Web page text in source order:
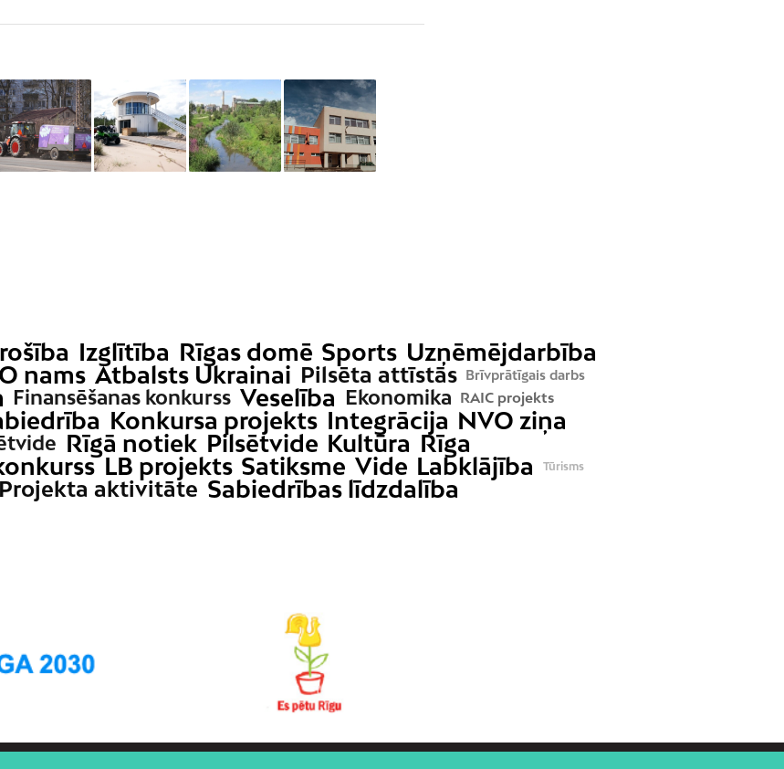
Izglītība Rīgas domē Sports Uzņēmējdarbība
nams Atbalsts Ukrainai Pilsēta attīstās Brīvprātīgais darbs
Finansēšanas konkurss Veselība Ekonomika RAIC projekts
Konkursa projekts Integrācija NVO ziņa
Rīgā notiek Pilsētvide Kultūra Rīga
LB projekts Satiksme Vide Labklājība
Tūrisms
Projekta aktivitāte Sabiedrības līdzdalība